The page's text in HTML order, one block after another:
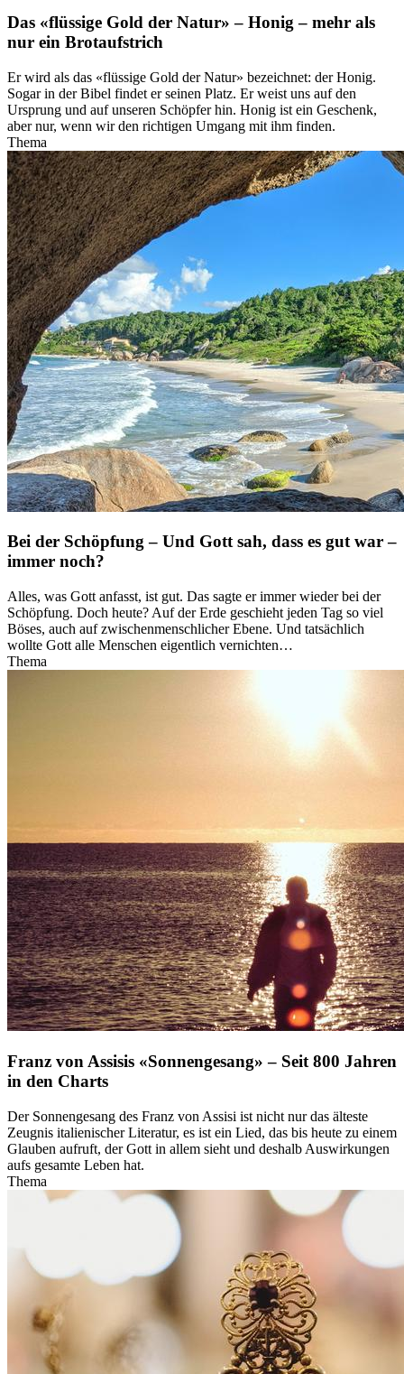
Das «flüssige Gold der Natur» – Honig – mehr als
nur ein Brotaufstrich
Er wird als das «flüssige Gold der Natur» bezeichnet: der Honig.
Sogar in der Bibel findet er seinen Platz. Er weist uns auf den
Ursprung und auf unseren Schöpfer hin. Honig ist ein Geschenk,
aber nur, wenn wir den richtigen Umgang mit ihm finden.
Thema
Bei der Schöpfung – Und Gott sah, dass es gut war –
immer noch?
Alles, was Gott anfasst, ist gut. Das sagte er immer wieder bei der
Schöpfung. Doch heute? Auf der Erde geschieht jeden Tag so viel
Böses, auch auf zwischenmenschlicher Ebene. Und tatsächlich
wollte Gott alle Menschen eigentlich vernichten…
Thema
Franz von Assisis «Sonnengesang» – Seit 800 Jahren
in den Charts
Der Sonnengesang des Franz von Assisi ist nicht nur das älteste
Zeugnis italienischer Literatur, es ist ein Lied, das bis heute zu einem
Glauben aufruft, der Gott in allem sieht und deshalb Auswirkungen
aufs gesamte Leben hat.
Thema